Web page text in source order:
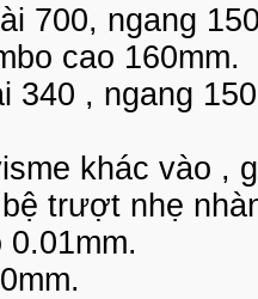
700, ngang
cao 160mm.
340 , ngang
khác vào ,
trượt nhẹ
0.01mm.